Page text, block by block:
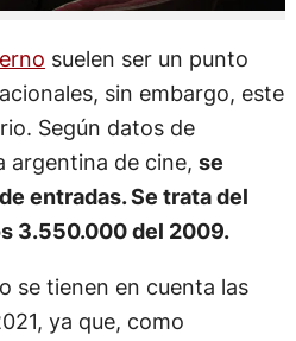
suelen ser un punto
sin embargo, este
Según datos de
argentina de cine, se
entradas. Se trata del
3.550.000 del 2009.
se tienen en cuenta las
ya que, como